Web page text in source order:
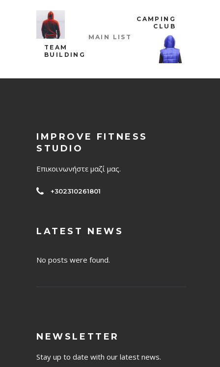
TEAM
BUILDING
MAIN LIST
CAMPING
CLUB
IMPROVE FITNESS
STUDIO
Επικοινωνήστε μαζί μας.
+302310261801
LATEST NEWS
No posts were found.
NEWSLETTER
Stay up to date with our latest news.